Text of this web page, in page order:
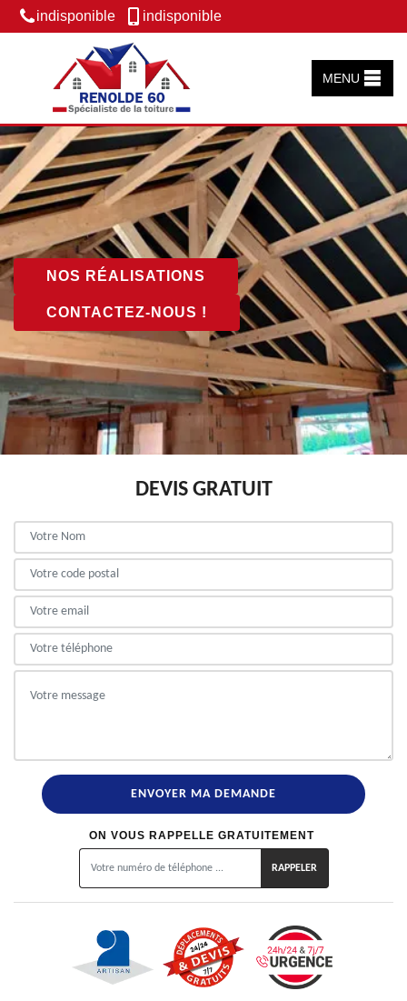
indisponible indisponible
MENU
NOS RÉALISATIONS
CONTACTEZ-NOUS !
DEVIS GRATUIT
ON VOUS RAPPELLE GRATUITEMENT